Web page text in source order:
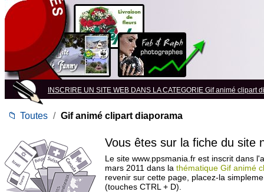
INSCRIRE UN SITE WEB DANS LA CATEGORIE Gif animé clipart
📁 Toutes / Gif animé clipart diaporama
Vous êtes sur la fiche du site
Le site www.ppsmania.fr est inscrit dans
mars 2011 dans la thématique Gif animé
revenir sur cette page, placez-la
(touches CTRL + D).